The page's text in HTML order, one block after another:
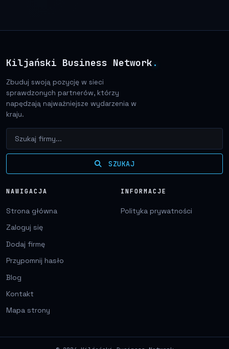
Kiljański Business Network .
Zbuduj swoją pozycję w sieci
sprawdzonych partnerów, którzy
napędzają najważniejsze wydarzenia w
kraju.
SZUKAJ
NAWIGACJA
Strona główna
Zaloguj się
Dodaj firmę
Przypomnij hasło
Blog
Kontakt
Mapa strony
INFORMACJE
Polityka prywatności